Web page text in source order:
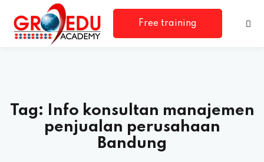
Free training
Tag:
Info konsultan manajemen
penjualan perusahaan
Bandung